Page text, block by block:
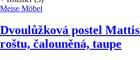
Meise Möbel
Dvoulůžková postel Mattis
roštu, čalouněná, taupe